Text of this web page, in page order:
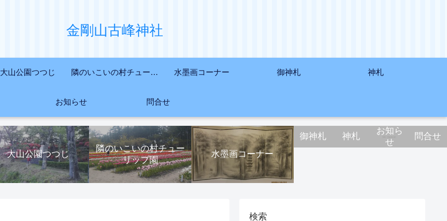
金剛山古峰神社
大山公園つつじ 隣のいこいの村チューリップ園 水墨画コーナー 御神札 神札
お知らせ 問合せ
大山公園つつじ
隣のいこいの村チュー
リップ園
水墨画コーナー
御神札 神札
お知ら
せ
問合せ
検索